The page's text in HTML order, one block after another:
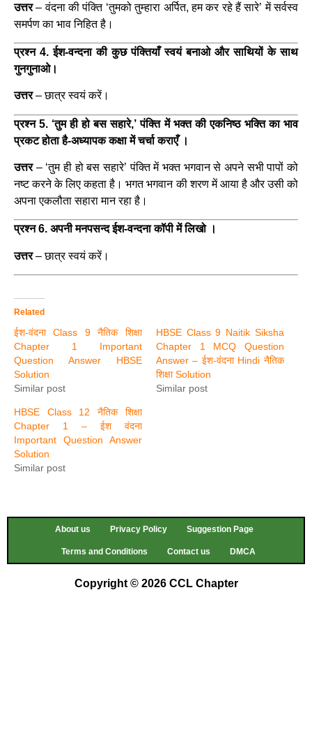
उत्तर– वंदना की पंक्ति ‘तुमको तुम्हारा अर्पित, हम कर रहे हैं सारे’ में सर्वस्व
समर्पण का भाव निहित है।
प्रश्न 4. ईश-वन्दना की कुछ पंक्तियाँ स्वयं बनाओ और साथियों के साथ
गुनगुनाओ।
उत्तर– छात्र स्वयं करें।
प्रश्न 5. ‘तुम ही हो बस सहारे,’ पंक्ति में भक्त की एकनिष्ठ भक्ति का भाव
प्रकट होता है-अध्यापक कक्षा में चर्चा कराएँ ।
उत्तर– ‘तुम ही हो बस सहारे’ पंक्ति में भक्त भगवान से अपने सभी पापों को
नष्ट करने के लिए कहता है। भगत भगवान की शरण में आया है और उसी को
अपना एकलौता सहारा मान रहा है।
प्रश्न 6. अपनी मनपसन्द ईश-वन्दना कॉपी में लिखो ।
उत्तर– छात्र स्वयं करें।
Related
ईश-वंदना Class 9 नैतिक शिक्षा
Chapter 1 Important
Question Answer HBSE
Solution
Similar post
HBSE Class 9 Naitik Siksha
Chapter 1 MCQ Question
Answer – ईश-वंदना Hindi नैतिक
शिक्षा Solution
Similar post
HBSE Class 12 नैतिक शिक्षा
Chapter 1 – ईश वंदना
Important Question Answer
Solution
Similar post
About us Privacy Policy Suggestion Page
Terms and Conditions Contact us DMCA
Copyright © 2026 CCL Chapter